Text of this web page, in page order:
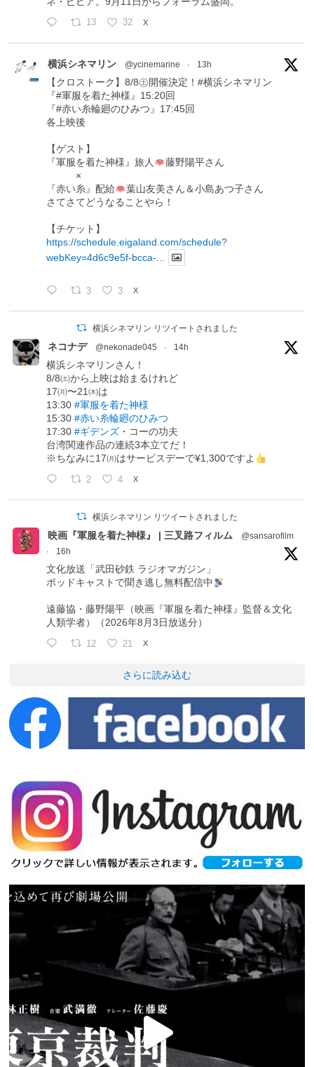
13 32 X
横浜シネマリン @ycinemarine · 13h
【クロストーク】8/8㊏開催決定！#横浜シネマリン
『#軍服を着た神様』15:20回
『#赤い糸輪廻のひみつ』17:45回
各上映後
【ゲスト】
『軍服を着た神様』旅人
藤野陽平さん
×
『赤い糸』配給
葉山友美さん＆小島あつ子さん
さてさてどうなることやら！
【チケット】
https://schedule.eigaland.com/schedule?
webKey=4d6c9e5f-bcca-...
3 3 X
横浜シネマリン リツイートされました
ネコナデ @nekonade045 · 14h
横浜シネマリンさん！
8/8㈯から上映は始まるけれど
17㈪〜21㈭は
13:30#軍服を着た神様
15:30#赤い糸輪廻のひみつ
17:30#ギデンズ ・コーの功夫
台湾関連作品の連続3本立てだ！
※ちなみに17㈪はサービスデーで¥1,300ですよ
2 4 X
横浜シネマリン リツイートされました
映画『軍服を着た神様』 | 三叉路フィルム
@sansarofilm
·
16h
文化放送「武田砂鉄 ラジオマガジン」
ポッドキャストで聞き逃し無料配信中
遠藤協・藤野陽平（映画『軍服を着た神様』監督＆文化
人類学者）（2026年8月3日放送分）
12 21 X
さらに読み込む